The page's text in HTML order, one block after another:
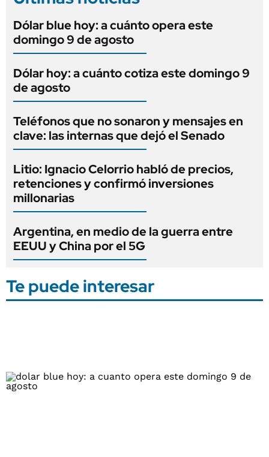
Dólar blue hoy: a cuánto opera este
domingo 9 de agosto
Dólar hoy: a cuánto cotiza este domingo 9
de agosto
Teléfonos que no sonaron y mensajes en
clave: las internas que dejó el Senado
Litio: Ignacio Celorrio habló de precios,
retenciones y confirmó inversiones
millonarias
Argentina, en medio de la guerra entre
EEUU y China por el 5G
Te puede interesar